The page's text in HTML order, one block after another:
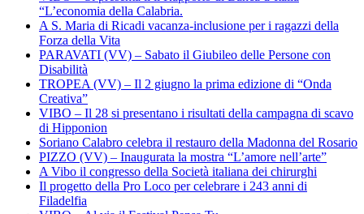
“L’economia della Calabria.
A S. Maria di Ricadi vacanza-inclusione per i ragazzi della
Forza della Vita
PARAVATI (VV) – Sabato il Giubileo delle Persone con
Disabilità
TROPEA (VV) – Il 2 giugno la prima edizione di “Onda
Creativa”
VIBO – Il 28 si presentano i risultati della campagna di scavo
di Hipponion
Soriano Calabro celebra il restauro della Madonna del Rosario
PIZZO (VV) – Inaugurata la mostra “L’amore nell’arte”
A Vibo il congresso della Società italiana dei chirurghi
Il progetto della Pro Loco per celebrare i 243 anni di
Filadelfia